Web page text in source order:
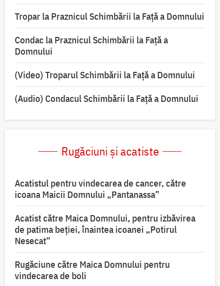
Tropar la Praznicul Schimbării la Faţă a Domnului
Condac la Praznicul Schimbării la Faţă a
Domnului
(Video) Troparul Schimbării la Față a Domnului
(Audio) Condacul Schimbării la Față a Domnului
Rugăciuni și acatiste
Acatistul pentru vindecarea de cancer, către
icoana Maicii Domnului „Pantanassa”
Acatist către Maica Domnului, pentru izbăvirea
de patima beției, înaintea icoanei „Potirul
Nesecat”
Rugăciune către Maica Domnului pentru
vindecarea de boli